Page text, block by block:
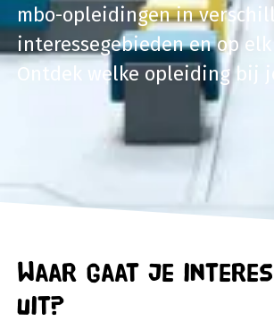
mbo-opleidingen in
interessegebieden en op
Ontdek welke opleiding bij
Waar gaat je
uit?